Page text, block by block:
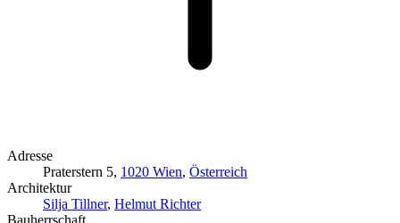
Adresse
Praterstern 5, 1020 Wien, Österreich
Architektur
Silja Tillner, Helmut Richter
Bauherrschaft